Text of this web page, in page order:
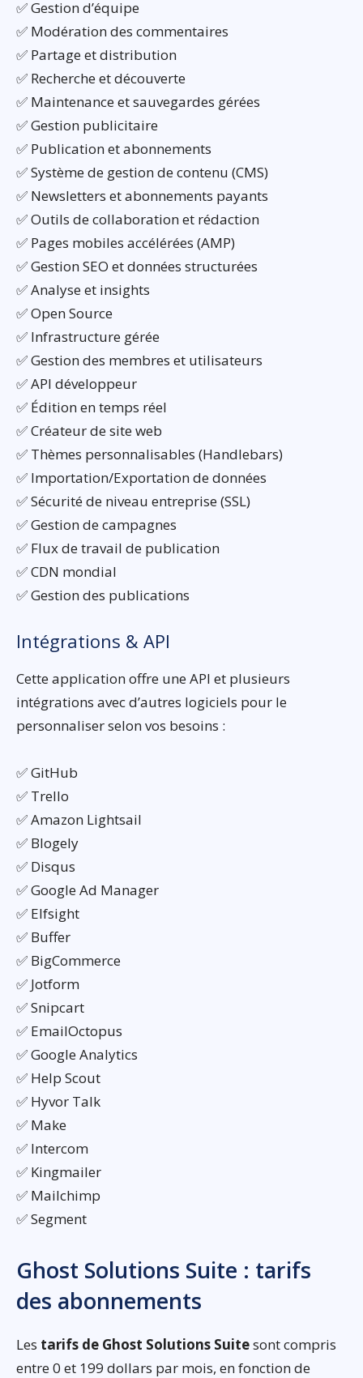
✅ Gestion d’équipe
✅ Modération des commentaires
✅ Partage et distribution
✅ Recherche et découverte
✅ Maintenance et sauvegardes gérées
✅ Gestion publicitaire
✅ Publication et abonnements
✅ Système de gestion de contenu (CMS)
✅ Newsletters et abonnements payants
✅ Outils de collaboration et rédaction
✅ Pages mobiles accélérées (AMP)
✅ Gestion SEO et données structurées
✅ Analyse et insights
✅ Open Source
✅ Infrastructure gérée
✅ Gestion des membres et utilisateurs
✅ API développeur
✅ Édition en temps réel
✅ Créateur de site web
✅ Thèmes personnalisables (Handlebars)
✅ Importation/Exportation de données
✅ Sécurité de niveau entreprise (SSL)
✅ Gestion de campagnes
✅ Flux de travail de publication
✅ CDN mondial
✅ Gestion des publications
Intégrations & API
Cette application offre une API et plusieurs
intégrations avec d’autres logiciels pour le
personnaliser selon vos besoins :
✅ GitHub
✅ Trello
✅ Amazon Lightsail
✅ Blogely
✅ Disqus
✅ Google Ad Manager
✅ Elfsight
✅ Buffer
✅ BigCommerce
✅ Jotform
✅ Snipcart
✅ EmailOctopus
✅ Google Analytics
✅ Help Scout
✅ Hyvor Talk
✅ Make
✅ Intercom
✅ Kingmailer
✅ Mailchimp
✅ Segment
Ghost Solutions Suite : tarifs
des abonnements
Les tarifs de Ghost Solutions Suitesont compris
entre 0 et 199 dollars par mois, en fonction de